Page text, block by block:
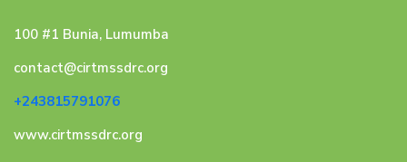
100 #1 Bunia, Lumumba
contact@cirtmssdrc.org
+243815791076
www.cirtmssdrc.org